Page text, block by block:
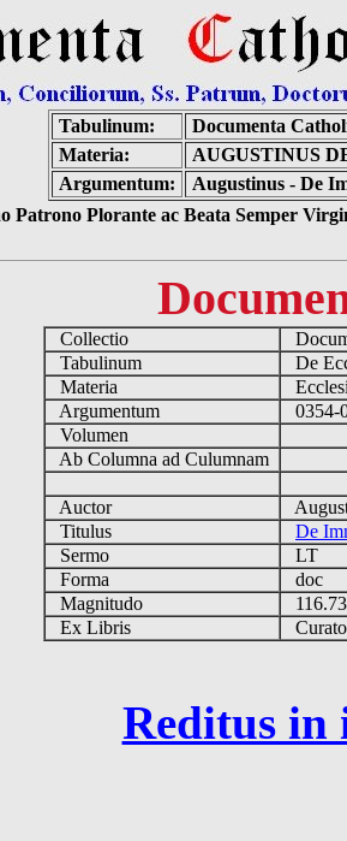
Tabulinum:
Documenta
Materia:
AUGUSTINUS
Argumentum:
Augustinus - De
Patrono Plorante ac Beata Semper
Collectio
Tabulinum
De
Materia
Argumentum
0354-
Volumen
Ab Columna ad Culumnam
Auctor
Titulus
De
Sermo
LT
Forma
doc
Magnitudo
Ex Libris
Reditus in